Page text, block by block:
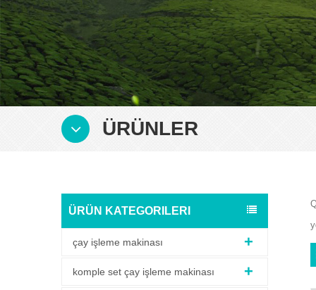
ÜRÜNLER
ÜRÜN KATEGORILERI
çay işleme makinası
komple set çay işleme makinası